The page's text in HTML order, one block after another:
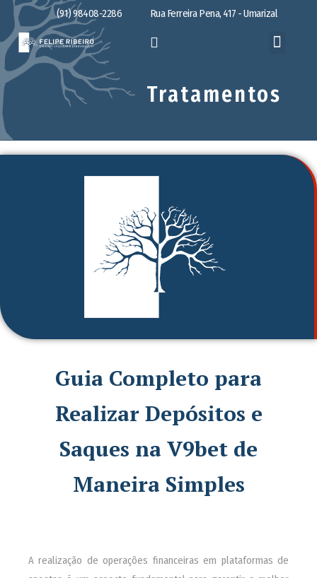
(91) 98408-2286 Rua Ferreira Pena, 417 - Umarizal
Tratamentos
Guia Completo para
Realizar Depósitos e
Saques na V9bet de
Maneira Simples
A realização de operações financeiras em plataformas de